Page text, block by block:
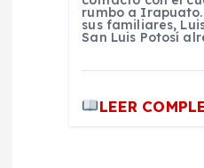
rumbo a
sus familiares,
San Luis Potosí
LEER